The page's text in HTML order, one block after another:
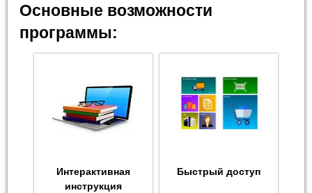
Основные возможности
программы:
Интерактивная
инструкция
Быстрый доступ